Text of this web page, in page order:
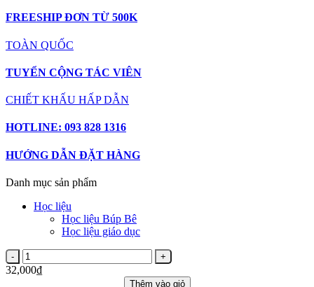
FREESHIP ĐƠN TỪ 500K
TOÀN QUỐC
TUYỂN CỘNG TÁC VIÊN
CHIẾT KHẤU HẤP DẪN
HOTLINE: 093 828 1316
HƯỚNG DẪN ĐẶT HÀNG
Danh mục sản phẩm
Học liệu
Học liệu Búp Bê
Học liệu giáo dục
32,000₫
Thêm vào giỏ